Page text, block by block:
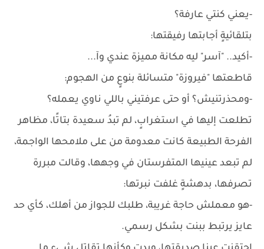
-يعني كنتي عارفة؟
بتلقائيةٍ أجابتها رفيقتها:
-أكيد.. "آسر" ليه مكانة مميزة عندي وآ...
قاطعتها "فيروزة" متسائلة بنوعٍ من الهجوم:
-ومحذرتنيش؟ أو حتى عرفتيني باللي ناوي يعمله؟
تطلعت إليها في استغرابٍ، لم تبدُ سعيدة بتاتًا، مظاهر
الفرحة الطبيعة كانت معدومة من على ملامحها الواجمة،
لم تبعد عينيها المتفرستان في وجهها، وقالت مبررة
تصرفها، بدهشةٍ غلفت نبرتها:
-هو معملش حاجة غريبة، طلبك للجواز من أهلك، كأي حد
عايز يرتبط ببنت بشكل رسمي.